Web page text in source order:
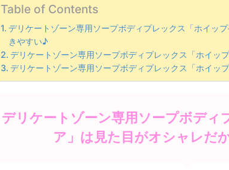
Table of Contents
デリケートゾーン専用ソープボディプレックス「ホイッ
きやすい♪
デリケートゾーン専用ソープボディプレックス「ホイッ
デリケートゾーン専用ソープボディプレックス「ホイッ
デリケートゾーン専用ソープボディ
ア」は見た目がオシャレだ